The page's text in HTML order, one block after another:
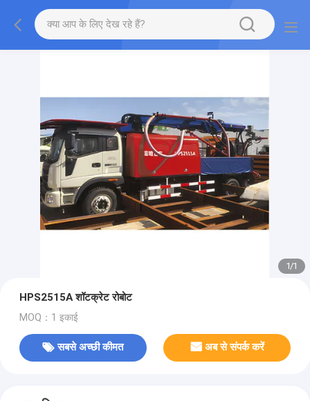
1/1
HPS2515A शॉटक्रेट रोबोट
MOQ：1 इकाई
सबसे अच्छी कीमत अब से संपर्क करें